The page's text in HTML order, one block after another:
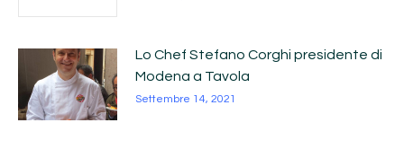
Lo Chef Stefano Corghi presidente di
Modena a Tavola
Settembre 14, 2021